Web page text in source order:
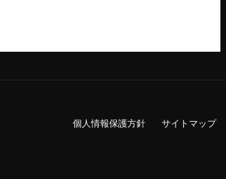
個人情報保護方針 サイトマップ